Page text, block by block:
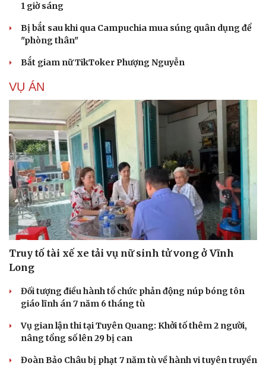
Cải chính
1 giờ sáng
Bị bắt sau khi qua Campuchia mua súng quân dụng để
"phòng thân"
Bắt giam nữ TikToker Phượng Nguyễn
VỤ ÁN
Truy tố tài xế xe tải vụ nữ sinh tử vong ở Vĩnh
Long
Đối tượng điều hành tổ chức phản động núp bóng tôn
giáo lĩnh án 7 năm 6 tháng tù
Vụ gian lận thi tại Tuyên Quang: Khởi tố thêm 2 người,
nâng tổng số lên 29 bị can
Đoàn Bảo Châu bị phạt 7 năm tù về hành vi tuyên truyền